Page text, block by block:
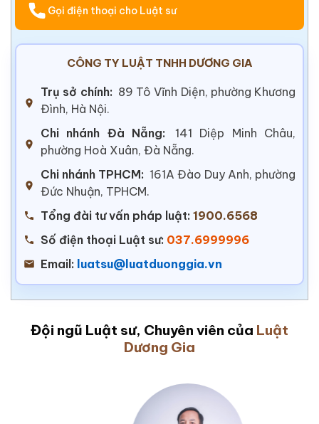
Gọi điện thoại cho Luật sư
CÔNG TY LUẬT TNHH DƯƠNG GIA
Trụ sở chính: 89 Tô Vĩnh Diện, phường Khương
Đình, Hà Nội.
Chi nhánh Đà Nẵng:
141 Diệp Minh Châu,
phường Hoà Xuân, Đà Nẵng.
Chi nhánh TPHCM: 161A Đào Duy Anh, phường
Đức Nhuận, TPHCM.
Tổng đài tư vấn pháp luật: 1900.6568
Số điện thoại Luật sư: 037.6999996
Email: luatsu@luatduonggia.vn
Đội ngũ Luật sư, Chuyên viên của Luật
Dương Gia